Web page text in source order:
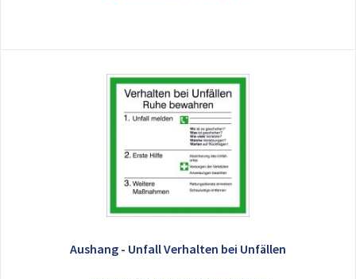
Aushang - Unfall Verhalten bei Unfällen